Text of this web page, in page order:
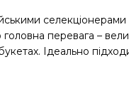
перевага –
Ідеально